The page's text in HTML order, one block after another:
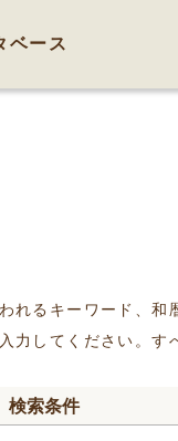
ベース
れるキーワード、
力してください。
検索条件